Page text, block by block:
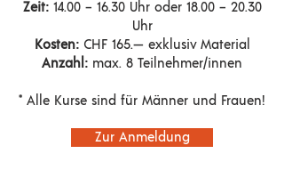
Zeit:14.00 – 16.30 Uhr oder 18.00 – 20.30
Uhr
Kosten:CHF 165.— exklusiv Material
Anzahl: max. 8 Teilnehmer/innen
* Alle Kurse sind für Männer und Frauen!
Zur Anmeldung